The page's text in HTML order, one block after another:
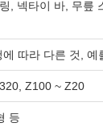
, 넥타이 바, 무릎
따라 다른 것,
Z100 ~ Z20
등